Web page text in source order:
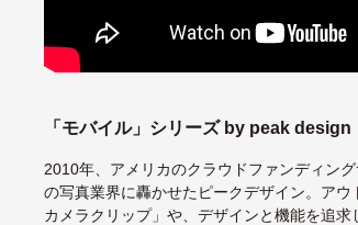
「モバイル」シリーズ by peak design
2010年、アメリカのクラウドファンディン
の写真業界に轟かせたピークデザイン。ア
カメラクリップ」や、デザインと機能を追